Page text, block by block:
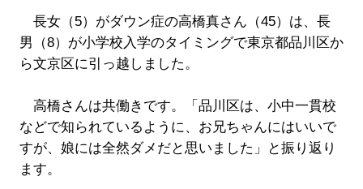
長女（5）がダウン症の高橋真さん（45）は、長
男（8）が小学校入学のタイミングで東京都品川区か
ら文京区に引っ越しました。
高橋さんは共働きです。「品川区は、小中一貫校
などで知られているように、お兄ちゃんにはいいで
すが、娘には全然ダメだと思いました」と振り返り
ます。